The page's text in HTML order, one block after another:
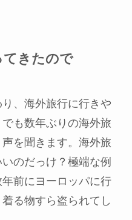
てきたので
、海外旅行に行きや
も数年ぶりの海外旅
を聞きます。海外旅
のだっけ？極端な例
前にヨーロッパに行
る物すら盗られてし